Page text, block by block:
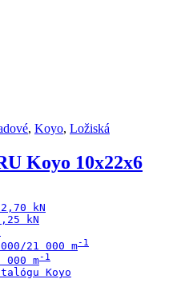
, Koyo, Ložiská
Koyo 10x22x6
kN
kN
21 000 m
m
Koyo